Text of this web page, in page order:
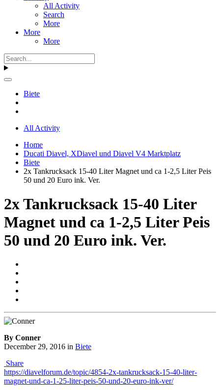
All Activity
Search
More
More
More
Biete
All Activity
Home
Ducati Diavel, XDiavel und Diavel V4 Marktplatz
Biete
2x Tankrucksack 15-40 Liter Magnet und ca 1-2,5 Liter Peis
50 und 20 Euro ink. Ver.
2x Tankrucksack 15-40 Liter
Magnet und ca 1-2,5 Liter Peis
50 und 20 Euro ink. Ver.
By Conner
December 29, 2016 in Biete
Share
https://diavelforum.de/topic/4854-2x-tankrucksack-15-40-liter-
magnet-und-ca-1-25-liter-peis-50-und-20-euro-ink-ver/